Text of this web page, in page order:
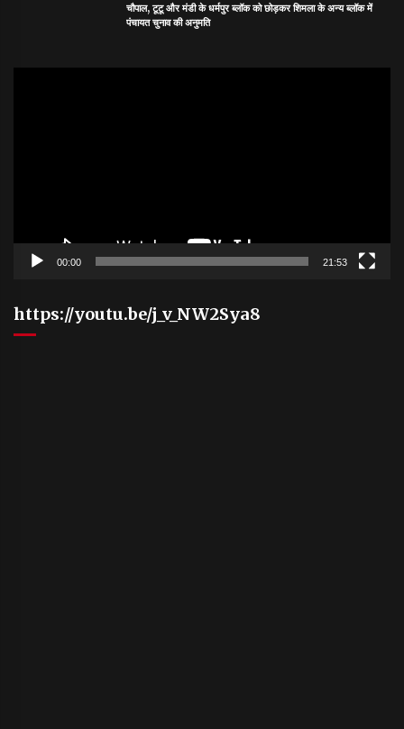
चौपाल, टूटू और मंडी के धर्मपुर ब्लॉक को छोड़कर शिमला के अन्य ब्लॉक में
पंचायत चुनाव की अनुमति
00:00 21:53
https://youtu.be/j_v_NW2Sya8